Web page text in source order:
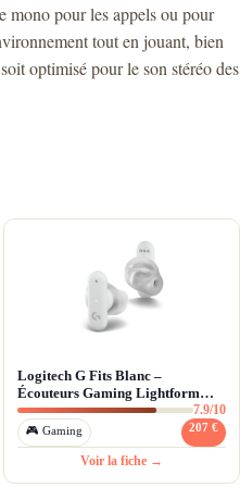
mono pour les appels ou pour
tout en jouant, bien
optimisé pour le son stéréo des
Logitech G Fits Blanc –
Écouteurs Gaming Lightform
Moulage UV LIGHTSPEED 7.9/10
🎮 Gaming 207 €
Voir la fiche →